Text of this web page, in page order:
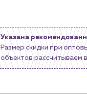
Указана
Размер скидки при
объектов рассчитываем